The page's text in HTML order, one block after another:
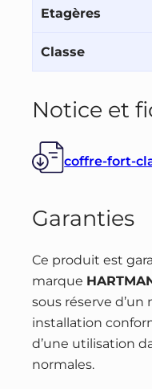
Etagères
Classe
Notice et
coffre-fort-
Garanties
Ce produit est
marque
sous réserve
installation
d’une utilisation
normales.